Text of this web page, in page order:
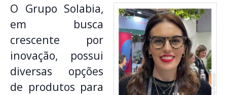
O Grupo Solabia,
em busca
crescente por
inovação, possui
diversas opções
de produtos para